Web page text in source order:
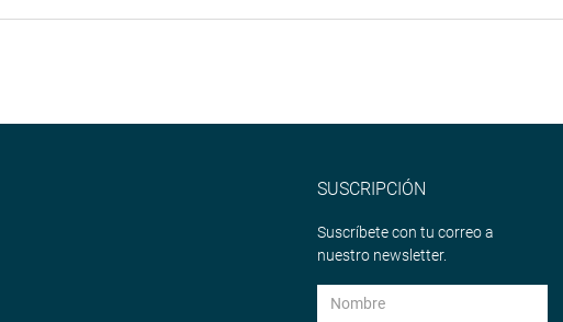
destacando que la inscripción automática de estos medicamentos
SUSCRIPCIÓN
Suscríbete con tu correo a
nuestro newsletter.